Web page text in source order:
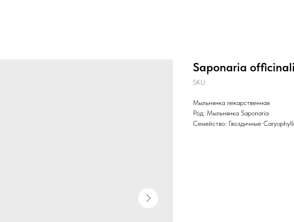
Saponaria
SKU:
Мыльнянка лекарственная
Род: Мыльнянка Saponaria
Семейство: Гвоздичные